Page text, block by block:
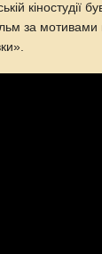
кіностудії
за мотивами